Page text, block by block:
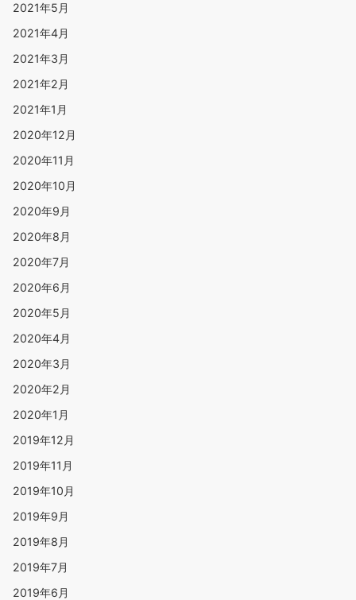
2021年5月
2021年4月
2021年3月
2021年2月
2021年1月
2020年12月
2020年11月
2020年10月
2020年9月
2020年8月
2020年7月
2020年6月
2020年5月
2020年4月
2020年3月
2020年2月
2020年1月
2019年12月
2019年11月
2019年10月
2019年9月
2019年8月
2019年7月
2019年6月